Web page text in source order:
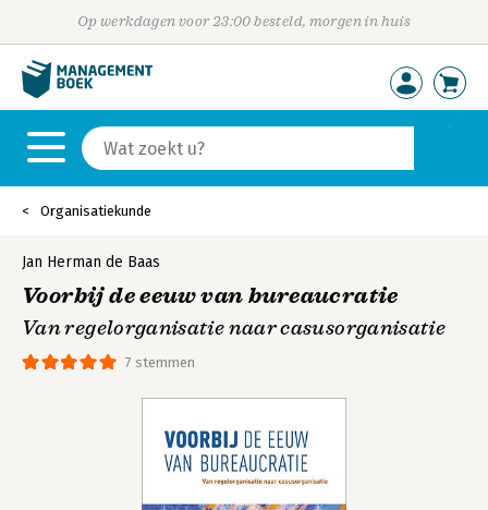
Op werkdagen voor 23:00 besteld, morgen in huis
Organisatiekunde
7 stemmen
Jan Herman de Baas
Voorbij de eeuw van bureaucratie
Van regelorganisatie naar casusorganisatie